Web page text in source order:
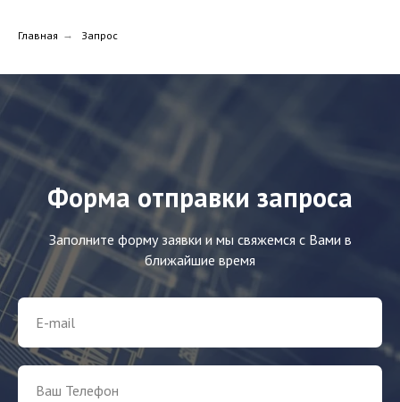
Главная → Запрос
Форма отправки запроса
Заполните форму заявки и мы свяжемся с Вами в
ближайшие время